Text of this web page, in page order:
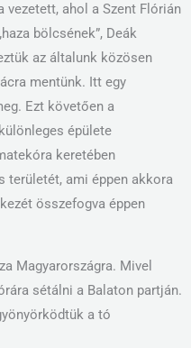
ahol a Szent Flórián
bölcsének”, Deák
az általunk közösen
mentünk. Itt egy
Ezt követően a
épülete
keretében
területét, ami éppen akkora
összefogva éppen
Magyarországra. Mivel
sétálni a Balaton partján.
a tó